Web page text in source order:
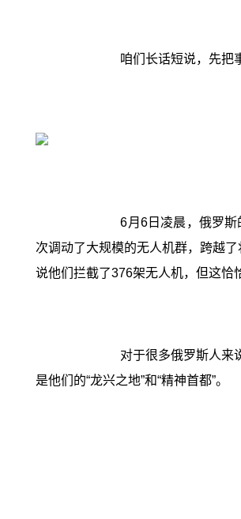
咱们长话短说，先把
6月6日凌晨，俄罗
次调动了大规模的无人机群，跨越
说他们拦截了376架无人机，但这
对于很多俄罗斯人来
是他们的“龙兴之地”和“精神首都”。